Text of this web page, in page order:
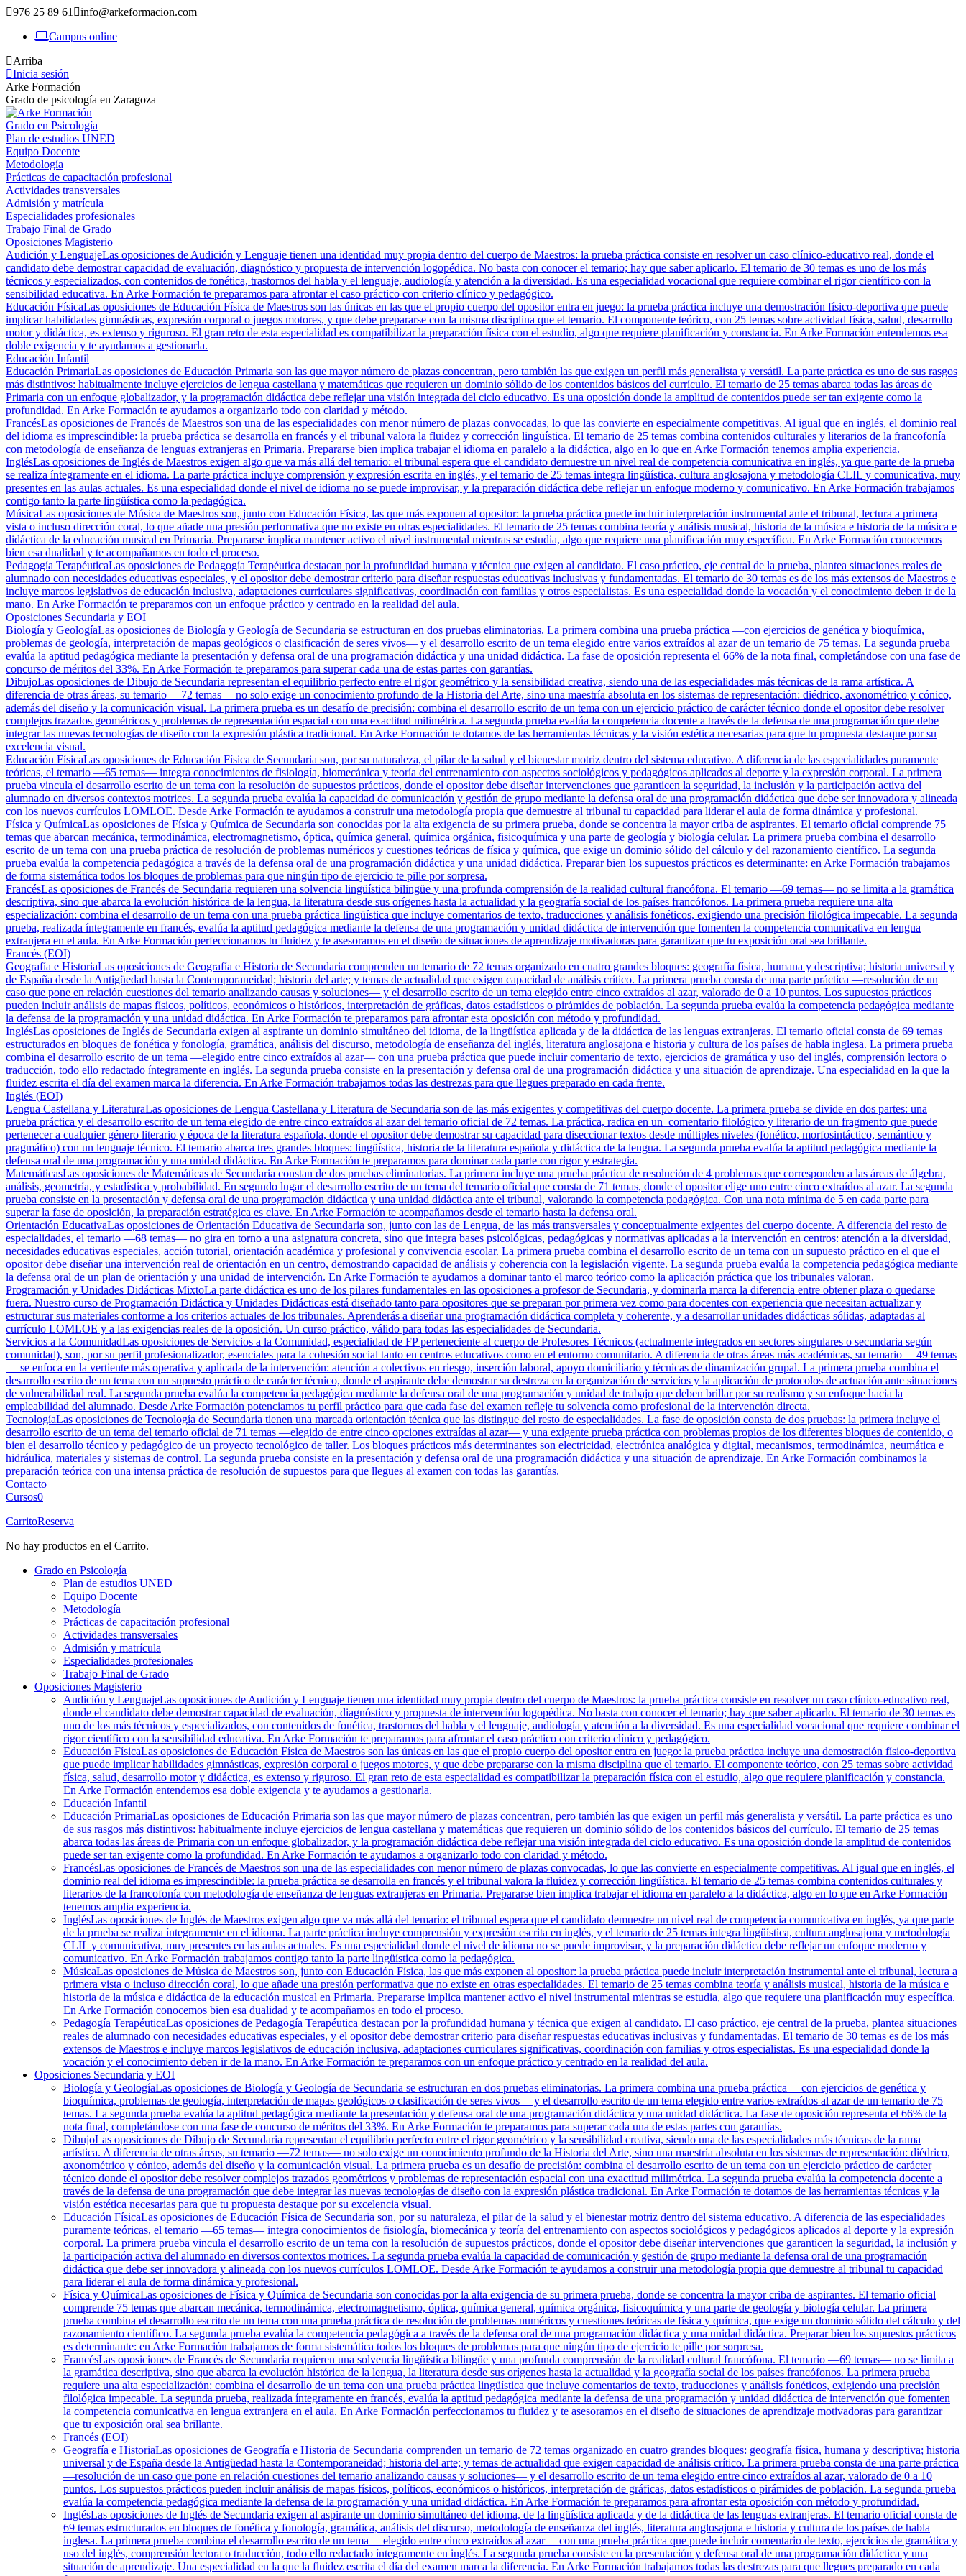
976 25 89 61
info@arkeformacion.com
Campus online
Arriba
Inicia sesión
Arke Formación
Grado de psicología en Zaragoza
Grado en Psicología
Plan de estudios UNED
Equipo Docente
Metodología
Prácticas de capacitación profesional
Actividades transversales
Admisión y matrícula
Especialidades profesionales
Trabajo Final de Grado
Oposiciones Magisterio
Audición y LenguajeLas oposiciones de Audición y Lenguaje tienen una identidad muy propia dentro del cuerpo de Maestros: la prueba práctica consiste en resolver un caso clínico-educativo real, donde el
candidato debe demostrar capacidad de evaluación, diagnóstico y propuesta de intervención logopédica. No basta con conocer el temario; hay que saber aplicarlo. El temario de 30 temas es uno de los más
técnicos y especializados, con contenidos de fonética, trastornos del habla y el lenguaje, audiología y atención a la diversidad. Es una especialidad vocacional que requiere combinar el rigor científico con la
sensibilidad educativa. En Arke Formación te preparamos para afrontar el caso práctico con criterio clínico y pedagógico.
Educación FísicaLas oposiciones de Educación Física de Maestros son las únicas en las que el propio cuerpo del opositor entra en juego: la prueba práctica incluye una demostración físico-deportiva que puede
implicar habilidades gimnásticas, expresión corporal o juegos motores, y que debe prepararse con la misma disciplina que el temario. El componente teórico, con 25 temas sobre actividad física, salud, desarrollo
motor y didáctica, es extenso y riguroso. El gran reto de esta especialidad es compatibilizar la preparación física con el estudio, algo que requiere planificación y constancia. En Arke Formación entendemos esa
doble exigencia y te ayudamos a gestionarla.
Educación Infantil
Educación PrimariaLas oposiciones de Educación Primaria son las que mayor número de plazas concentran, pero también las que exigen un perfil más generalista y versátil. La parte práctica es uno de sus rasgos
más distintivos: habitualmente incluye ejercicios de lengua castellana y matemáticas que requieren un dominio sólido de los contenidos básicos del currículo. El temario de 25 temas abarca todas las áreas de
Primaria con un enfoque globalizador, y la programación didáctica debe reflejar una visión integrada del ciclo educativo. Es una oposición donde la amplitud de contenidos puede ser tan exigente como la
profundidad. En Arke Formación te ayudamos a organizarlo todo con claridad y método.
FrancésLas oposiciones de Francés de Maestros son una de las especialidades con menor número de plazas convocadas, lo que las convierte en especialmente competitivas. Al igual que en inglés, el dominio real
del idioma es imprescindible: la prueba práctica se desarrolla en francés y el tribunal valora la fluidez y corrección lingüística. El temario de 25 temas combina contenidos culturales y literarios de la francofonía
con metodología de enseñanza de lenguas extranjeras en Primaria. Prepararse bien implica trabajar el idioma en paralelo a la didáctica, algo en lo que en Arke Formación tenemos amplia experiencia.
InglésLas oposiciones de Inglés de Maestros exigen algo que va más allá del temario: el tribunal espera que el candidato demuestre un nivel real de competencia comunicativa en inglés, ya que parte de la prueba
se realiza íntegramente en el idioma. La parte práctica incluye comprensión y expresión escrita en inglés, y el temario de 25 temas integra lingüística, cultura anglosajona y metodología CLIL y comunicativa, muy
presentes en las aulas actuales. Es una especialidad donde el nivel de idioma no se puede improvisar, y la preparación didáctica debe reflejar un enfoque moderno y comunicativo. En Arke Formación trabajamos
contigo tanto la parte lingüística como la pedagógica.
MúsicaLas oposiciones de Música de Maestros son, junto con Educación Física, las que más exponen al opositor: la prueba práctica puede incluir interpretación instrumental ante el tribunal, lectura a primera
vista o incluso dirección coral, lo que añade una presión performativa que no existe en otras especialidades. El temario de 25 temas combina teoría y análisis musical, historia de la música e historia de la música e
didáctica de la educación musical en Primaria. Prepararse implica mantener activo el nivel instrumental mientras se estudia, algo que requiere una planificación muy específica. En Arke Formación conocemos
bien esa dualidad y te acompañamos en todo el proceso.
Pedagogía TerapéuticaLas oposiciones de Pedagogía Terapéutica destacan por la profundidad humana y técnica que exigen al candidato. El caso práctico, eje central de la prueba, plantea situaciones reales de
alumnado con necesidades educativas especiales, y el opositor debe demostrar criterio para diseñar respuestas educativas inclusivas y fundamentadas. El temario de 30 temas es de los más extensos de Maestros e
incluye marcos legislativos de educación inclusiva, adaptaciones curriculares significativas, coordinación con familias y otros especialistas. Es una especialidad donde la vocación y el conocimiento deben ir de la
mano. En Arke Formación te preparamos con un enfoque práctico y centrado en la realidad del aula.
Oposiciones Secundaria y EOI
Biología y GeologíaLas oposiciones de Biología y Geología de Secundaria se estructuran en dos pruebas eliminatorias. La primera combina una prueba práctica —con ejercicios de genética y bioquímica,
problemas de geología, interpretación de mapas geológicos o clasificación de seres vivos— y el desarrollo escrito de un tema elegido entre varios extraídos al azar de un temario de 75 temas. La segunda prueba
evalúa la aptitud pedagógica mediante la presentación y defensa oral de una programación didáctica y una unidad didáctica. La fase de oposición representa el 66% de la nota final, completándose con una fase de
concurso de méritos del 33%. En Arke Formación te preparamos para superar cada una de estas partes con garantías.
DibujoLas oposiciones de Dibujo de Secundaria representan el equilibrio perfecto entre el rigor geométrico y la sensibilidad creativa, siendo una de las especialidades más técnicas de la rama artística. A
diferencia de otras áreas, su temario —72 temas— no solo exige un conocimiento profundo de la Historia del Arte, sino una maestría absoluta en los sistemas de representación: diédrico, axonométrico y cónico,
además del diseño y la comunicación visual. La primera prueba es un desafío de precisión: combina el desarrollo escrito de un tema con un ejercicio práctico de carácter técnico donde el opositor debe resolver
complejos trazados geométricos y problemas de representación espacial con una exactitud milimétrica. La segunda prueba evalúa la competencia docente a través de la defensa de una programación que debe
integrar las nuevas tecnologías de diseño con la expresión plástica tradicional. En Arke Formación te dotamos de las herramientas técnicas y la visión estética necesarias para que tu propuesta destaque por su
excelencia visual.
Educación FísicaLas oposiciones de Educación Física de Secundaria son, por su naturaleza, el pilar de la salud y el bienestar motriz dentro del sistema educativo. A diferencia de las especialidades puramente
teóricas, el temario —65 temas— integra conocimientos de fisiología, biomecánica y teoría del entrenamiento con aspectos sociológicos y pedagógicos aplicados al deporte y la expresión corporal. La primera
prueba vincula el desarrollo escrito de un tema con la resolución de supuestos prácticos, donde el opositor debe diseñar intervenciones que garanticen la seguridad, la inclusión y la participación activa del
alumnado en diversos contextos motrices. La segunda prueba evalúa la capacidad de comunicación y gestión de grupo mediante la defensa oral de una programación didáctica que debe ser innovadora y alineada
con los nuevos currículos LOMLOE. Desde Arke Formación te ayudamos a construir una metodología propia que demuestre al tribunal tu capacidad para liderar el aula de forma dinámica y profesional.
Física y QuímicaLas oposiciones de Física y Química de Secundaria son conocidas por la alta exigencia de su primera prueba, donde se concentra la mayor criba de aspirantes. El temario oficial comprende 75
temas que abarcan mecánica, termodinámica, electromagnetismo, óptica, química general, química orgánica, fisicoquímica y una parte de geología y biología celular. La primera prueba combina el desarrollo
escrito de un tema con una prueba práctica de resolución de problemas numéricos y cuestiones teóricas de física y química, que exige un dominio sólido del cálculo y del razonamiento científico. La segunda
prueba evalúa la competencia pedagógica a través de la defensa oral de una programación didáctica y una unidad didáctica. Preparar bien los supuestos prácticos es determinante: en Arke Formación trabajamos
de forma sistemática todos los bloques de problemas para que ningún tipo de ejercicio te pille por sorpresa.
FrancésLas oposiciones de Francés de Secundaria requieren una solvencia lingüística bilingüe y una profunda comprensión de la realidad cultural francófona. El temario —69 temas— no se limita a la gramática
descriptiva, sino que abarca la evolución histórica de la lengua, la literatura desde sus orígenes hasta la actualidad y la geografía social de los países francófonos. La primera prueba requiere una alta
especialización: combina el desarrollo de un tema con una prueba práctica lingüística que incluye comentarios de texto, traducciones y análisis fonéticos, exigiendo una precisión filológica impecable. La segunda
prueba, realizada íntegramente en francés, evalúa la aptitud pedagógica mediante la defensa de una programación y unidad didáctica de intervención que fomenten la competencia comunicativa en lengua
extranjera en el aula. En Arke Formación perfeccionamos tu fluidez y te asesoramos en el diseño de situaciones de aprendizaje motivadoras para garantizar que tu exposición oral sea brillante.
Francés (EOI)
Geografía e HistoriaLas oposiciones de Geografía e Historia de Secundaria comprenden un temario de 72 temas organizado en cuatro grandes bloques: geografía física, humana y descriptiva; historia universal y
de España desde la Antigüedad hasta la Contemporaneidad; historia del arte; y temas de actualidad que exigen capacidad de análisis crítico. La primera prueba consta de una parte práctica —resolución de un
caso que pone en relación cuestiones del temario analizando causas y soluciones— y el desarrollo escrito de un tema elegido entre cinco extraídos al azar, valorado de 0 a 10 puntos. Los supuestos prácticos
pueden incluir análisis de mapas físicos, políticos, económicos o históricos, interpretación de gráficas, datos estadísticos o pirámides de población. La segunda prueba evalúa la competencia pedagógica mediante
la defensa de la programación y una unidad didáctica. En Arke Formación te preparamos para afrontar esta oposición con método y profundidad.
InglésLas oposiciones de Inglés de Secundaria exigen al aspirante un dominio simultáneo del idioma, de la lingüística aplicada y de la didáctica de las lenguas extranjeras. El temario oficial consta de 69 temas
estructurados en bloques de fonética y fonología, gramática, análisis del discurso, metodología de enseñanza del inglés, literatura anglosajona e historia y cultura de los países de habla inglesa. La primera prueba
combina el desarrollo escrito de un tema —elegido entre cinco extraídos al azar— con una prueba práctica que puede incluir comentario de texto, ejercicios de gramática y uso del inglés, comprensión lectora o
traducción, todo ello redactado íntegramente en inglés. La segunda prueba consiste en la presentación y defensa oral de una programación didáctica y una situación de aprendizaje. Una especialidad en la que la
fluidez escrita el día del examen marca la diferencia. En Arke Formación trabajamos todas las destrezas para que llegues preparado en cada frente.
Inglés (EOI)
Lengua Castellana y LiteraturaLas oposiciones de Lengua Castellana y Literatura de Secundaria son de las más exigentes y competitivas del cuerpo docente. La primera prueba se divide en dos partes: una
prueba práctica y el desarrollo escrito de un tema elegido de entre cinco extraídos al azar del temario oficial de 72 temas. La práctica, radica en un comentario filológico y literario de un fragmento que puede
pertenecer a cualquier género literario y época de la literatura española, donde el opositor debe demostrar su capacidad para diseccionar textos desde múltiples niveles (fonético, morfosintáctico, semántico y
pragmático) con un lenguaje técnico. El temario abarca tres grandes bloques: lingüística, historia de la literatura española y didáctica de la lengua. La segunda prueba evalúa la aptitud pedagógica mediante la
defensa oral de una programación y una unidad didáctica. En Arke Formación te preparamos para dominar cada parte con rigor y estrategia.
MatemáticasLas oposiciones de Matemáticas de Secundaria constan de dos pruebas eliminatorias. La primera incluye una prueba práctica de resolución de 4 problemas que corresponden a las áreas de álgebra,
análisis, geometría, y estadística y probabilidad. En segundo lugar el desarrollo escrito de un tema del temario oficial que consta de 71 temas, donde el opositor elige uno entre cinco extraídos al azar. La segunda
prueba consiste en la presentación y defensa oral de una programación didáctica y una unidad didáctica ante el tribunal, valorando la competencia pedagógica. Con una nota mínima de 5 en cada parte para
superar la fase de oposición, la preparación estratégica es clave. En Arke Formación te acompañamos desde el temario hasta la defensa oral.
Orientación EducativaLas oposiciones de Orientación Educativa de Secundaria son, junto con las de Lengua, de las más transversales y conceptualmente exigentes del cuerpo docente. A diferencia del resto de
especialidades, el temario —68 temas— no gira en torno a una asignatura concreta, sino que integra bases psicológicas, pedagógicas y normativas aplicadas a la intervención en centros: atención a la diversidad,
necesidades educativas especiales, acción tutorial, orientación académica y profesional y convivencia escolar. La primera prueba combina el desarrollo escrito de un tema con un supuesto práctico en el que el
opositor debe diseñar una intervención real de orientación en un centro, demostrando capacidad de análisis y coherencia con la legislación vigente. La segunda prueba evalúa la competencia pedagógica mediante
la defensa oral de un plan de orientación y una unidad de intervención. En Arke Formación te ayudamos a dominar tanto el marco teórico como la aplicación práctica que los tribunales valoran.
Programación y Unidades Didácticas MixtoLa parte didáctica es uno de los pilares fundamentales en las oposiciones a profesor de Secundaria, y dominarla marca la diferencia entre obtener plaza o quedarse
fuera. Nuestro curso de Programación Didáctica y Unidades Didácticas está diseñado tanto para opositores que se preparan por primera vez como para docentes con experiencia que necesitan actualizar y
estructurar sus materiales conforme a los criterios actuales de los tribunales. Aprenderás a diseñar una programación didáctica completa y coherente, y a desarrollar unidades didácticas sólidas, adaptadas al
currículo LOMLOE y a las exigencias reales de la oposición. Un curso práctico, válido para todas las especialidades de Secundaria.
Servicios a la ComunidadLas oposiciones de Servicios a la Comunidad, especialidad de FP perteneciente al cuerpo de Profesores Técnicos (actualmente integrados en sectores singulares o secundaria según
comunidad), son, por su perfil profesionalizador, esenciales para la cohesión social tanto en centros educativos como en el entorno comunitario. A diferencia de otras áreas más académicas, su temario —49 temas
— se enfoca en la vertiente más operativa y aplicada de la intervención: atención a colectivos en riesgo, inserción laboral, apoyo domiciliario y técnicas de dinamización grupal. La primera prueba combina el
desarrollo escrito de un tema con un supuesto práctico de carácter técnico, donde el aspirante debe demostrar su destreza en la organización de servicios y la aplicación de protocolos de actuación ante situaciones
de vulnerabilidad real. La segunda prueba evalúa la competencia pedagógica mediante la defensa oral de una programación y unidad de trabajo que deben brillar por su realismo y su enfoque hacia la
empleabilidad del alumnado. Desde Arke Formación potenciamos tu perfil práctico para que cada fase del examen refleje tu solvencia como profesional de la intervención directa.
TecnologíaLas oposiciones de Tecnología de Secundaria tienen una marcada orientación técnica que las distingue del resto de especialidades. La fase de oposición consta de dos pruebas: la primera incluye el
desarrollo escrito de un tema del temario oficial de 71 temas —elegido de entre cinco opciones extraídas al azar— y una exigente prueba práctica con problemas propios de los diferentes bloques de contenido, o
bien el desarrollo técnico y pedagógico de un proyecto tecnológico de taller. Los bloques prácticos más determinantes son electricidad, electrónica analógica y digital, mecanismos, termodinámica, neumática e
hidráulica, materiales y sistemas de control. La segunda prueba consiste en la presentación y defensa oral de una programación didáctica y una situación de aprendizaje. En Arke Formación combinamos la
preparación teórica con una intensa práctica de resolución de supuestos para que llegues al examen con todas las garantías.
Contacto
Cursos0
CarritoReserva
No hay productos en el Carrito.
Grado en Psicología
Plan de estudios UNED
Equipo Docente
Metodología
Prácticas de capacitación profesional
Actividades transversales
Admisión y matrícula
Especialidades profesionales
Trabajo Final de Grado
Oposiciones Magisterio
Audición y LenguajeLas oposiciones de Audición y Lenguaje tienen una identidad muy propia dentro del cuerpo de Maestros: la prueba práctica consiste en resolver un caso clínico-educativo real,
donde el candidato debe demostrar capacidad de evaluación, diagnóstico y propuesta de intervención logopédica. No basta con conocer el temario; hay que saber aplicarlo. El temario de 30 temas es
uno de los más técnicos y especializados, con contenidos de fonética, trastornos del habla y el lenguaje, audiología y atención a la diversidad. Es una especialidad vocacional que requiere combinar el
rigor científico con la sensibilidad educativa. En Arke Formación te preparamos para afrontar el caso práctico con criterio clínico y pedagógico.
Educación FísicaLas oposiciones de Educación Física de Maestros son las únicas en las que el propio cuerpo del opositor entra en juego: la prueba práctica incluye una demostración físico-deportiva
que puede implicar habilidades gimnásticas, expresión corporal o juegos motores, y que debe prepararse con la misma disciplina que el temario. El componente teórico, con 25 temas sobre actividad
física, salud, desarrollo motor y didáctica, es extenso y riguroso. El gran reto de esta especialidad es compatibilizar la preparación física con el estudio, algo que requiere planificación y constancia.
En Arke Formación entendemos esa doble exigencia y te ayudamos a gestionarla.
Educación Infantil
Educación PrimariaLas oposiciones de Educación Primaria son las que mayor número de plazas concentran, pero también las que exigen un perfil más generalista y versátil. La parte práctica es uno
de sus rasgos más distintivos: habitualmente incluye ejercicios de lengua castellana y matemáticas que requieren un dominio sólido de los contenidos básicos del currículo. El temario de 25 temas
abarca todas las áreas de Primaria con un enfoque globalizador, y la programación didáctica debe reflejar una visión integrada del ciclo educativo. Es una oposición donde la amplitud de contenidos
puede ser tan exigente como la profundidad. En Arke Formación te ayudamos a organizarlo todo con claridad y método.
FrancésLas oposiciones de Francés de Maestros son una de las especialidades con menor número de plazas convocadas, lo que las convierte en especialmente competitivas. Al igual que en inglés, el
dominio real del idioma es imprescindible: la prueba práctica se desarrolla en francés y el tribunal valora la fluidez y corrección lingüística. El temario de 25 temas combina contenidos culturales y
literarios de la francofonía con metodología de enseñanza de lenguas extranjeras en Primaria. Prepararse bien implica trabajar el idioma en paralelo a la didáctica, algo en lo que en Arke Formación
tenemos amplia experiencia.
InglésLas oposiciones de Inglés de Maestros exigen algo que va más allá del temario: el tribunal espera que el candidato demuestre un nivel real de competencia comunicativa en inglés, ya que parte
de la prueba se realiza íntegramente en el idioma. La parte práctica incluye comprensión y expresión escrita en inglés, y el temario de 25 temas integra lingüística, cultura anglosajona y metodología
CLIL y comunicativa, muy presentes en las aulas actuales. Es una especialidad donde el nivel de idioma no se puede improvisar, y la preparación didáctica debe reflejar un enfoque moderno y
comunicativo. En Arke Formación trabajamos contigo tanto la parte lingüística como la pedagógica.
MúsicaLas oposiciones de Música de Maestros son, junto con Educación Física, las que más exponen al opositor: la prueba práctica puede incluir interpretación instrumental ante el tribunal, lectura a
primera vista o incluso dirección coral, lo que añade una presión performativa que no existe en otras especialidades. El temario de 25 temas combina teoría y análisis musical, historia de la música e
historia de la música e didáctica de la educación musical en Primaria. Prepararse implica mantener activo el nivel instrumental mientras se estudia, algo que requiere una planificación muy específica.
En Arke Formación conocemos bien esa dualidad y te acompañamos en todo el proceso.
Pedagogía TerapéuticaLas oposiciones de Pedagogía Terapéutica destacan por la profundidad humana y técnica que exigen al candidato. El caso práctico, eje central de la prueba, plantea situaciones
reales de alumnado con necesidades educativas especiales, y el opositor debe demostrar criterio para diseñar respuestas educativas inclusivas y fundamentadas. El temario de 30 temas es de los más
extensos de Maestros e incluye marcos legislativos de educación inclusiva, adaptaciones curriculares significativas, coordinación con familias y otros especialistas. Es una especialidad donde la
vocación y el conocimiento deben ir de la mano. En Arke Formación te preparamos con un enfoque práctico y centrado en la realidad del aula.
Oposiciones Secundaria y EOI
Biología y GeologíaLas oposiciones de Biología y Geología de Secundaria se estructuran en dos pruebas eliminatorias. La primera combina una prueba práctica —con ejercicios de genética y
bioquímica, problemas de geología, interpretación de mapas geológicos o clasificación de seres vivos— y el desarrollo escrito de un tema elegido entre varios extraídos al azar de un temario de 75
temas. La segunda prueba evalúa la aptitud pedagógica mediante la presentación y defensa oral de una programación didáctica y una unidad didáctica. La fase de oposición representa el 66% de la
nota final, completándose con una fase de concurso de méritos del 33%. En Arke Formación te preparamos para superar cada una de estas partes con garantías.
DibujoLas oposiciones de Dibujo de Secundaria representan el equilibrio perfecto entre el rigor geométrico y la sensibilidad creativa, siendo una de las especialidades más técnicas de la rama
artística. A diferencia de otras áreas, su temario —72 temas— no solo exige un conocimiento profundo de la Historia del Arte, sino una maestría absoluta en los sistemas de representación: diédrico,
axonométrico y cónico, además del diseño y la comunicación visual. La primera prueba es un desafío de precisión: combina el desarrollo escrito de un tema con un ejercicio práctico de carácter
técnico donde el opositor debe resolver complejos trazados geométricos y problemas de representación espacial con una exactitud milimétrica. La segunda prueba evalúa la competencia docente a
través de la defensa de una programación que debe integrar las nuevas tecnologías de diseño con la expresión plástica tradicional. En Arke Formación te dotamos de las herramientas técnicas y la
visión estética necesarias para que tu propuesta destaque por su excelencia visual.
Educación FísicaLas oposiciones de Educación Física de Secundaria son, por su naturaleza, el pilar de la salud y el bienestar motriz dentro del sistema educativo. A diferencia de las especialidades
puramente teóricas, el temario —65 temas— integra conocimientos de fisiología, biomecánica y teoría del entrenamiento con aspectos sociológicos y pedagógicos aplicados al deporte y la expresión
corporal. La primera prueba vincula el desarrollo escrito de un tema con la resolución de supuestos prácticos, donde el opositor debe diseñar intervenciones que garanticen la seguridad, la inclusión y
la participación activa del alumnado en diversos contextos motrices. La segunda prueba evalúa la capacidad de comunicación y gestión de grupo mediante la defensa oral de una programación
didáctica que debe ser innovadora y alineada con los nuevos currículos LOMLOE. Desde Arke Formación te ayudamos a construir una metodología propia que demuestre al tribunal tu capacidad
para liderar el aula de forma dinámica y profesional.
Física y QuímicaLas oposiciones de Física y Química de Secundaria son conocidas por la alta exigencia de su primera prueba, donde se concentra la mayor criba de aspirantes. El temario oficial
comprende 75 temas que abarcan mecánica, termodinámica, electromagnetismo, óptica, química general, química orgánica, fisicoquímica y una parte de geología y biología celular. La primera
prueba combina el desarrollo escrito de un tema con una prueba práctica de resolución de problemas numéricos y cuestiones teóricas de física y química, que exige un dominio sólido del cálculo y del
razonamiento científico. La segunda prueba evalúa la competencia pedagógica a través de la defensa oral de una programación didáctica y una unidad didáctica. Preparar bien los supuestos prácticos
es determinante: en Arke Formación trabajamos de forma sistemática todos los bloques de problemas para que ningún tipo de ejercicio te pille por sorpresa.
FrancésLas oposiciones de Francés de Secundaria requieren una solvencia lingüística bilingüe y una profunda comprensión de la realidad cultural francófona. El temario —69 temas— no se limita a
la gramática descriptiva, sino que abarca la evolución histórica de la lengua, la literatura desde sus orígenes hasta la actualidad y la geografía social de los países francófonos. La primera prueba
requiere una alta especialización: combina el desarrollo de un tema con una prueba práctica lingüística que incluye comentarios de texto, traducciones y análisis fonéticos, exigiendo una precisión
filológica impecable. La segunda prueba, realizada íntegramente en francés, evalúa la aptitud pedagógica mediante la defensa de una programación y unidad didáctica de intervención que fomenten
la competencia comunicativa en lengua extranjera en el aula. En Arke Formación perfeccionamos tu fluidez y te asesoramos en el diseño de situaciones de aprendizaje motivadoras para garantizar
que tu exposición oral sea brillante.
Francés (EOI)
Geografía e HistoriaLas oposiciones de Geografía e Historia de Secundaria comprenden un temario de 72 temas organizado en cuatro grandes bloques: geografía física, humana y descriptiva; historia
universal y de España desde la Antigüedad hasta la Contemporaneidad; historia del arte; y temas de actualidad que exigen capacidad de análisis crítico. La primera prueba consta de una parte práctica
—resolución de un caso que pone en relación cuestiones del temario analizando causas y soluciones— y el desarrollo escrito de un tema elegido entre cinco extraídos al azar, valorado de 0 a 10
puntos. Los supuestos prácticos pueden incluir análisis de mapas físicos, políticos, económicos o históricos, interpretación de gráficas, datos estadísticos o pirámides de población. La segunda prueba
evalúa la competencia pedagógica mediante la defensa de la programación y una unidad didáctica. En Arke Formación te preparamos para afrontar esta oposición con método y profundidad.
InglésLas oposiciones de Inglés de Secundaria exigen al aspirante un dominio simultáneo del idioma, de la lingüística aplicada y de la didáctica de las lenguas extranjeras. El temario oficial consta de
69 temas estructurados en bloques de fonética y fonología, gramática, análisis del discurso, metodología de enseñanza del inglés, literatura anglosajona e historia y cultura de los países de habla
inglesa. La primera prueba combina el desarrollo escrito de un tema —elegido entre cinco extraídos al azar— con una prueba práctica que puede incluir comentario de texto, ejercicios de gramática y
uso del inglés, comprensión lectora o traducción, todo ello redactado íntegramente en inglés. La segunda prueba consiste en la presentación y defensa oral de una programación didáctica y una
situación de aprendizaje. Una especialidad en la que la fluidez escrita el día del examen marca la diferencia. En Arke Formación trabajamos todas las destrezas para que llegues preparado en cada